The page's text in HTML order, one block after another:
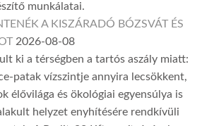
munkálatai.
A KISZÁRADÓ BÓZSVÁT ÉS
2026-08-08
ki a térségben a tartós aszály miatt:
patak vízszintje annyira lecsökkent,
élővilága és ökológiai egyensúlya is
helyzet enyhítésére rendkívüli